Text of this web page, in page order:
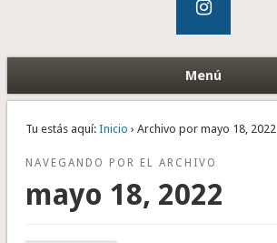
Menú
Tu estás aquí: Inicio › Archivo por mayo 18, 2022
NAVEGANDO POR EL ARCHIVO
mayo 18, 2022